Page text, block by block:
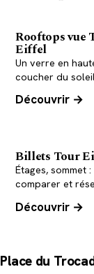
Rooftops vue
Eiffel
Un verre en
coucher du
Découvrir →
Billets Tour
Étages, sommet :
comparer et
Découvrir →
Place du